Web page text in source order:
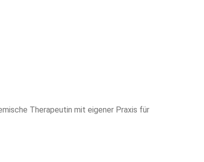
Therapeutin mit eigener Praxis für